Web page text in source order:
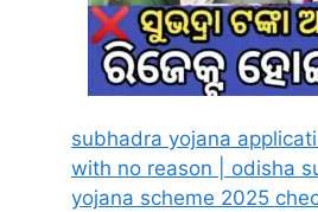
subhadra yojana
with no reason | odisha
yojana scheme 2025